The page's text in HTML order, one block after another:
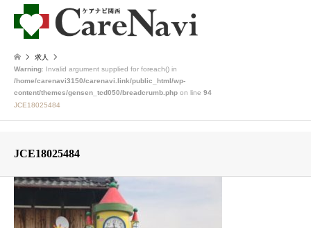
求人
Warning: Invalid argument supplied for foreach() in
/home/carenavi3150/carenavi.link/public_html/wp-
content/themes/gensen_tcd050/breadcrumb.php on line 94
JCE18025484
JCE18025484